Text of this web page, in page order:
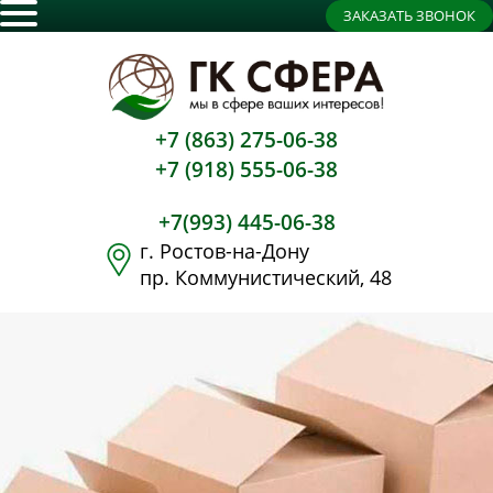
ЗАКАЗАТЬ ЗВОНОК
+7 (863) 275-06-38
+7 (918) 555-06-38
+7(993) 445-06-38
г. Ростов-на-Дону
пр. Коммунистический, 48
•гофролист 1250х2000 от 70,70 руб.
•гофроящик 600х400х400 от 68,80
•гофролист 1200х800 от 25,50 руб. и